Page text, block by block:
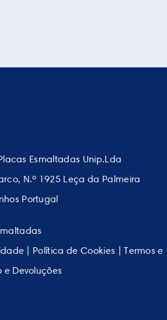
Esmaltadas Unip.Lda
N.º 1925 Leça da Palmeira
Portugal
Política de Cookies |Termos e
e Devoluções